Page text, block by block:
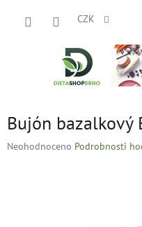
CZK
Bujón bazalkový
Průměrné
Neohodnoceno Podrobnosti